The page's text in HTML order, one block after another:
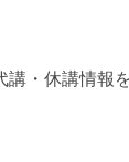
・休講情報